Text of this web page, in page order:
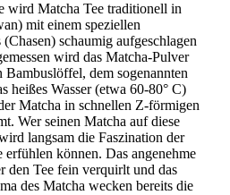
wird Matcha Tee traditionell in
mit einem speziellen
schaumig aufgeschlagen
wird das Matcha-Pulver
Bambuslöffel, dem sogenannten
heißes Wasser (etwa 60-80° C)
Matcha in schnellen Z-förmigen
Wer seinen Matcha auf diese
langsam die Faszination der
erfühlen können. Das angenehme
den Tee fein verquirlt und das
des Matcha wecken bereits die